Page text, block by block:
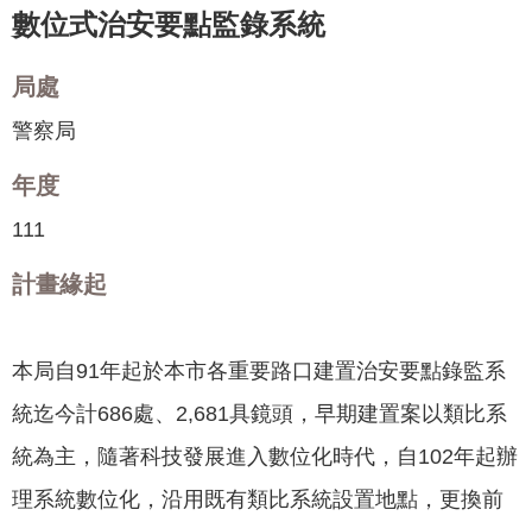
品
牌
認
識
義
新
告
機
關
數位式治安要點監錄系統
局處
警察局
年度
111
計畫緣起
本局自91年起於本市各重要路口建置治安要點錄監系
統迄今計686處、2,681具鏡頭，早期建置案以類比系
統為主，隨著科技發展進入數位化時代，自102年起辦
理系統數位化，沿用既有類比系統設置地點，更換前